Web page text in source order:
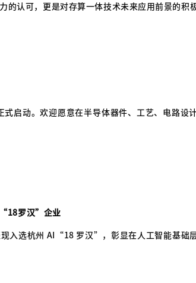
的认可，更是对存算一体技术未来应用前景的积
启动。欢迎愿意在半导体器件、工艺、电路设
罗汉”企业
入选杭州 AI“18 罗汉”，彰显在人工智能基础